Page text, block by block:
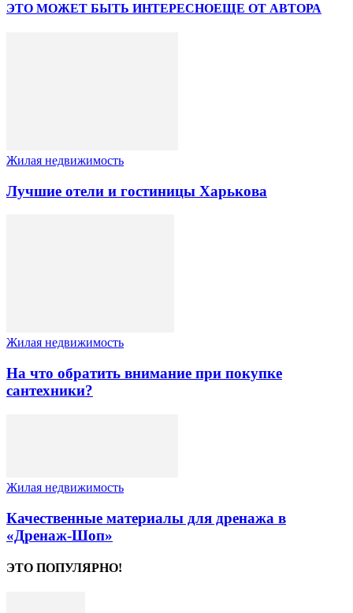
ЭТО МОЖЕТ БЫТЬ ИНТЕРЕСНОЕЩЕ ОТ АВТОРА
Жилая недвижимость
Лучшие отели и гостиницы Харькова
Жилая недвижимость
На что обратить внимание при покупке
сантехники?
Жилая недвижимость
Качественные материалы для дренажа в
«Дренаж-Шоп»
ЭТО ПОПУЛЯРНО!